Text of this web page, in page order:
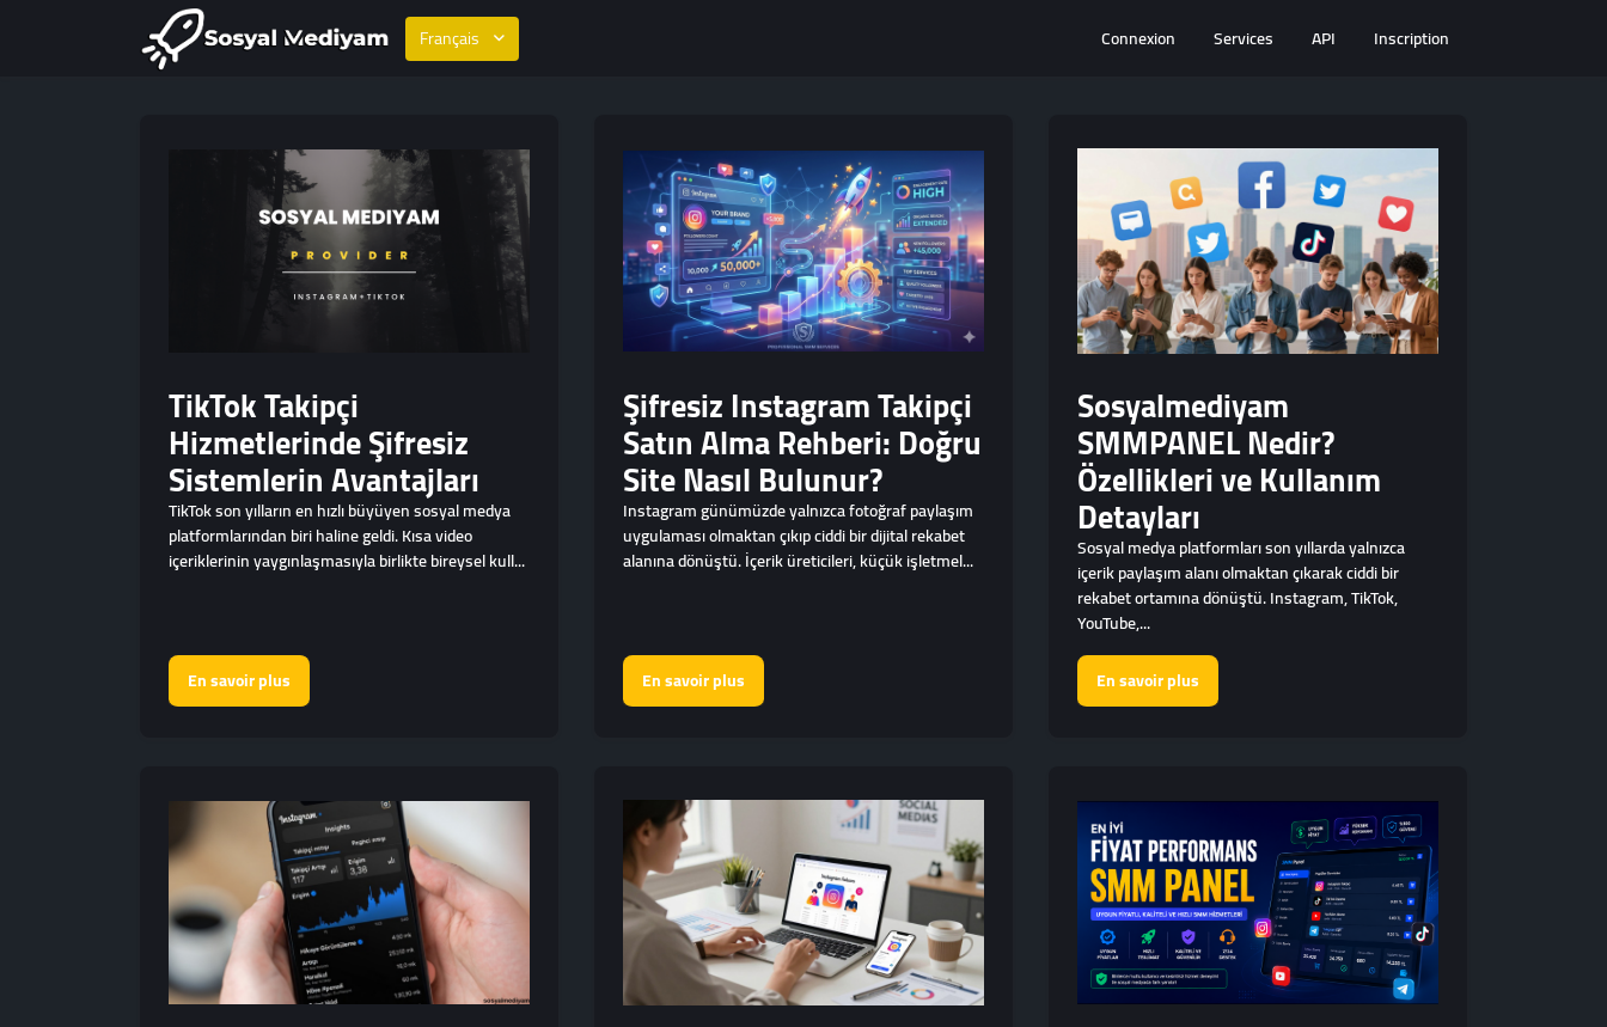
Français Connexion Services API Inscription
TikTok Takipçi
Hizmetlerinde Şifresiz
Sistemlerin Avantajları
TikTok son yılların en hızlı büyüyen sosyal medya
platformlarından biri haline geldi. Kısa video
içeriklerinin yaygınlaşmasıyla birlikte bireysel kull...
En savoir plus
Şifresiz Instagram Takipçi
Satın Alma Rehberi: Doğru
Site Nasıl Bulunur?
Instagram günümüzde yalnızca fotoğraf paylaşım
uygulaması olmaktan çıkıp ciddi bir dijital rekabet
alanına dönüştü. İçerik üreticileri, küçük işletmel...
En savoir plus
Sosyalmediyam
SMMPANEL Nedir?
Özellikleri ve Kullanım
Detayları
Sosyal medya platformları son yıllarda yalnızca
içerik paylaşım alanı olmaktan çıkarak ciddi bir
rekabet ortamına dönüştü. Instagram, TikTok,
YouTube,...
En savoir plus